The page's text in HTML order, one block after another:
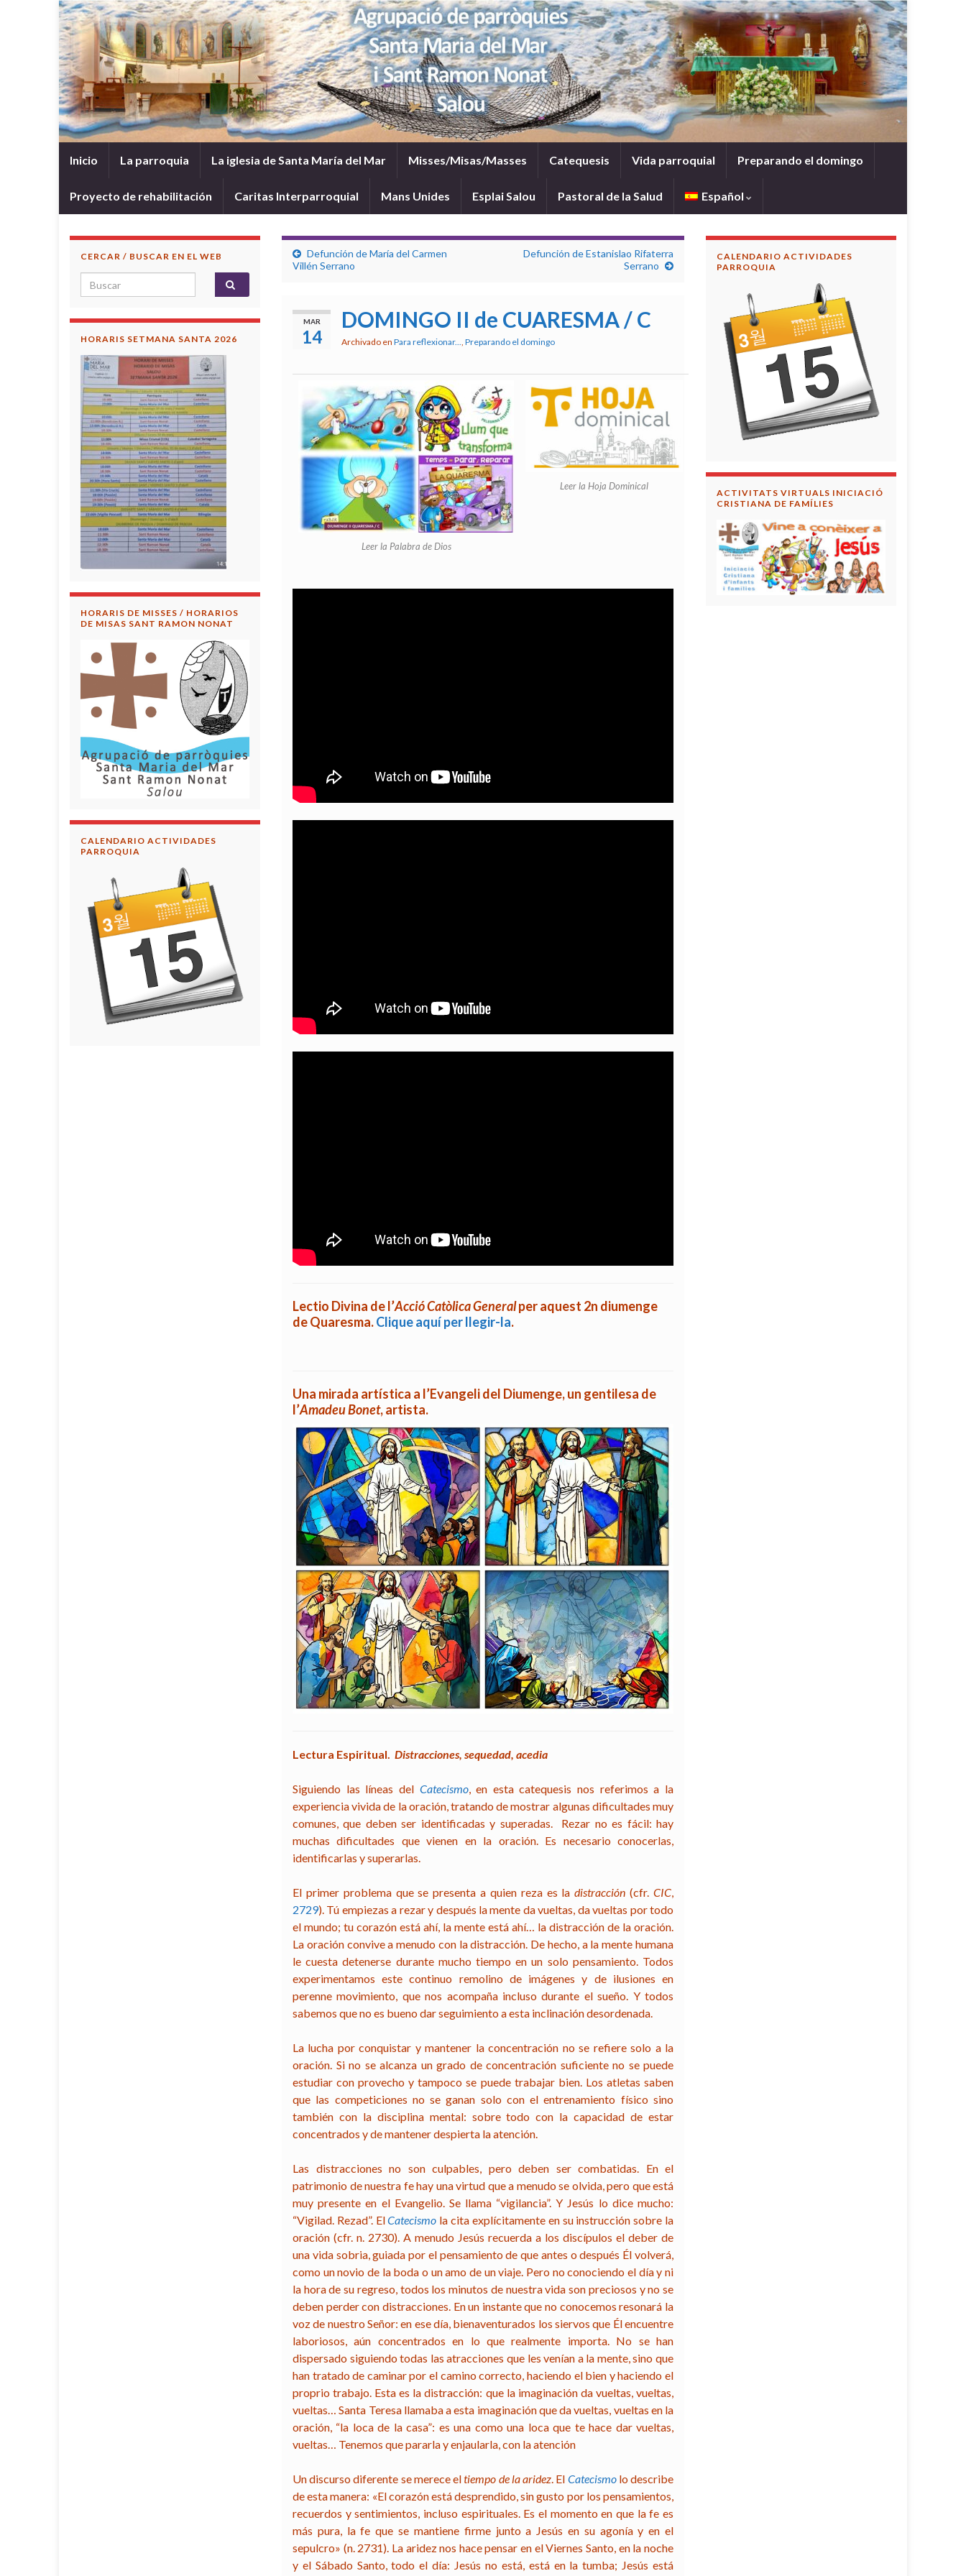
Inicio La parroquia La iglesia de Santa María del Mar Misses/Misas/Masses Catequesis Vida parroquial Preparando el domingo
Proyecto de rehabilitación Caritas Interparroquial Mans Unides Esplai Salou Pastoral de la Salud Español
CERCAR / BUSCAR EN EL WEB
Search for:
HORARIS SETMANA SANTA 2026
HORARIS DE MISSES / HORARIOS
DE MISAS SANT RAMON NONAT
CALENDARIO ACTIVIDADES
PARROQUIA
Defunción de María del Carmen
Villén Serrano
Defunción de Estanislao Rifaterra
Serrano
MAR
14
DOMINGO II de CUARESMA / C
Archivado en Para reflexionar..., Preparando el domingo
Leer la Palabra de Dios
Leer la Hoja Dominical
Lectio Divina de l’Acció Catòlica Generalper aquest 2n diumenge
de Quaresma.Clique aquí per llegir-la.
Una mirada artística a l’Evangeli del Diumenge, un gentilesa de
l’Amadeu Bonet, artista.
Lectura Espiritual. Distracciones, sequedad, acedia
Siguiendo las líneas del Catecismo, en esta catequesis nos referimos a la
experiencia vivida de la oración, tratando de mostrar algunas dificultades muy
comunes, que deben ser identificadas y superadas. Rezar no es fácil: hay
muchas dificultades que vienen en la oración. Es necesario conocerlas,
identificarlas y superarlas.
El primer problema que se presenta a quien reza es ladistracción (cfr.CIC,
2729). Tú empiezas a rezar y después la mente da vueltas, da vueltas por todo
el mundo; tu corazón está ahí, la mente está ahí… la distracción de la oración.
La oración convive a menudo con la distracción. De hecho, a la mente humana
le cuesta detenerse durante mucho tiempo en un solo pensamiento. Todos
experimentamos este continuo remolino de imágenes y de ilusiones en
perenne movimiento, que nos acompaña incluso durante el sueño. Y todos
sabemos que no es bueno dar seguimiento a esta inclinación desordenada.
La lucha por conquistar y mantener la concentración no se refiere solo a la
oración. Si no se alcanza un grado de concentración suficiente no se puede
estudiar con provecho y tampoco se puede trabajar bien. Los atletas saben
que las competiciones no se ganan solo con el entrenamiento físico sino
también con la disciplina mental: sobre todo con la capacidad de estar
concentrados y de mantener despierta la atención.
Las distracciones no son culpables, pero deben ser combatidas. En el
patrimonio de nuestra fe hay una virtud que a menudo se olvida, pero que está
muy presente en el Evangelio. Se llama “vigilancia”. Y Jesús lo dice mucho:
“Vigilad. Rezad”. ElCatecismo la cita explícitamente en su instrucción sobre la
oración (cfr. n. 2730). A menudo Jesús recuerda a los discípulos el deber de
una vida sobria, guiada por el pensamiento de que antes o después Él volverá,
como un novio de la boda o un amo de un viaje. Pero no conociendo el día y ni
la hora de su regreso, todos los minutos de nuestra vida son preciosos y no se
deben perder con distracciones. En un instante que no conocemos resonará la
voz de nuestro Señor: en ese día, bienaventurados los siervos que Él encuentre
laboriosos, aún concentrados en lo que realmente importa. No se han
dispersado siguiendo todas las atracciones que les venían a la mente, sino que
han tratado de caminar por el camino correcto, haciendo el bien y haciendo el
proprio trabajo. Esta es la distracción: que la imaginación da vueltas, vueltas,
vueltas… Santa Teresa llamaba a esta imaginación que da vueltas, vueltas en la
oración, “la loca de la casa”: es una como una loca que te hace dar vueltas,
vueltas… Tenemos que pararla y enjaularla, con la atención
Un discurso diferente se merece eltiempo de la aridez. El Catecismolo describe
de esta manera: «El corazón está desprendido, sin gusto por los pensamientos,
recuerdos y sentimientos, incluso espirituales. Es el momento en que la fe es
más pura, la fe que se mantiene firme junto a Jesús en su agonía y en el
sepulcro» (n. 2731). La aridez nos hace pensar en el Viernes Santo, en la noche
y el Sábado Santo, todo el día: Jesús no está, está en la tumba; Jesús está
CALENDARIO ACTIVIDADES
PARROQUIA
ACTIVITATS VIRTUALS INICIACIÓ
CRISTIANA DE FAMÍLIES